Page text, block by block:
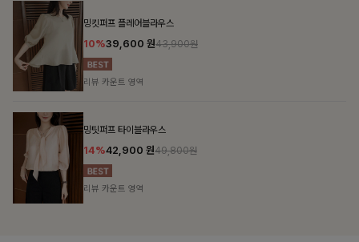
밍킷퍼프 플레어블라우스
10%39,600 원43,900원
리뷰 카운트 영역
밍팃퍼프 타이블라우스
14%42,900 원49,800원
리뷰 카운트 영역